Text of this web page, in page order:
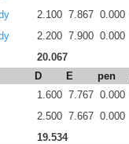
2.100 7.867 0.000
2.200 7.900 0.000
20.067
D E pen
1.600 7.767 0.000
2.500 7.667 0.000
19.534